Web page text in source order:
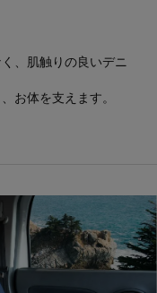
、肌触りの良いデニ
お体を支えます。